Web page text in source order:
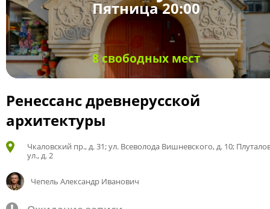
Пятница 20:00
8 свободных мест
Ренессанс древнерусской
архитектуры
Чкаловский пр., д. 31; ул. Всеволода Вишневского, д. 10;
ул., д. 2
Чепель Александр Иванович